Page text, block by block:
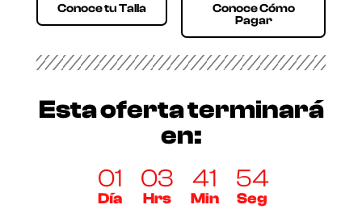
Conoce tu Talla
Conoce Cómo
Pagar
Esta oferta terminará
en:
01
Día
03
Hrs
41
Min
54
Seg